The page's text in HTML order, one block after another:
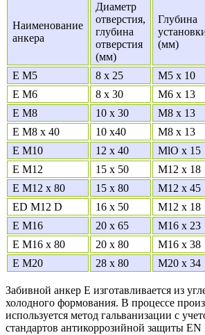
Наименование
анкера
Диаметр
отверстия,
глубина
отверстия
(мм)
Глубина
(мм)
E M5 8 x 25
M5 x 10
E M6
8 x 30
M6 x 13
E M8
10 x 30
M8 x 13
E M8 x 40
10 x40
M8 x 13
E M10
12 x 40
MlO x 15
E M12
15 x 50
M12 x 18
E M12 x 80
15 x 80
M12 x 45
ED M12 D
16 x 50
M12 x 18
E M16
20 x 65
M16 x 23
E M16 x 80
20 x 80
M16 x 38
E M20
28 x 80 M20 x 34
Забивной анкер Е изготавливается из
холодного формования. В процессе
используется метод гальванизации с
стандартов антикоррозийной защиты